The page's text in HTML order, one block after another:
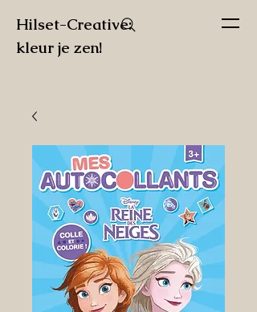
Hilset-Creative:
kleur je zen!